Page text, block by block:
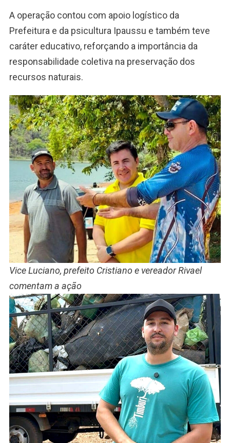
A operação contou com apoio logístico da
Prefeitura e da psicultura Ipaussu e também teve
caráter educativo, reforçando a importância da
responsabilidade coletiva na preservação dos
recursos naturais.
Vice Luciano, prefeito Cristiano e vereador Rivael
comentam a ação